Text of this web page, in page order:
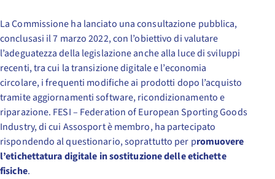
La Commissione ha lanciato una consultazione pubblica,
conclusasi il 7 marzo 2022, con l’obiettivo di valutare
l’adeguatezza della legislazione anche alla luce di sviluppi
recenti, tra cui la transizione digitale e l’economia
circolare, i frequenti modifiche ai prodotti dopo l’acquisto
tramite aggiornamenti software, ricondizionamento e
riparazione. FESI – Federation of European Sporting Goods
Industry, di cui Assosport è membro, ha partecipato
rispondendo al questionario, soprattutto per promuovere
l’etichettatura digitale in sostituzione delle etichette
fisiche.